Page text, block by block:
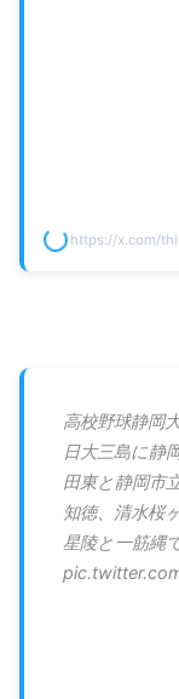
https://x.com/
高校野球静岡
日大三島に静
田東と静岡市
知徳、清水桜
星陵と一筋縄